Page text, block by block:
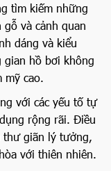
tìm kiếm những
và cảnh quan
dáng và kiểu
gian hồ bơi không
mỹ cao.
với các yếu tố tự
rộng rãi. Điều
thư giãn lý tưởng,
với thiên nhiên.